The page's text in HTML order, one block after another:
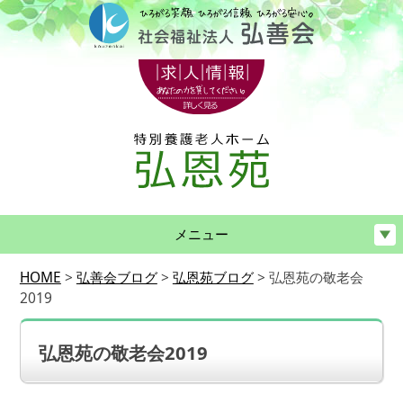
メニュー
HOME > 弘善会ブログ> 弘恩苑ブログ> 弘恩苑の敬老会
2019
弘恩苑の敬老会2019